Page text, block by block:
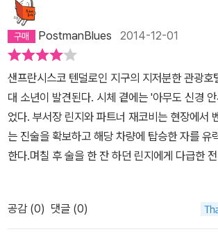
PostmanBlues 2014-12-01
샌프란시스코 텐덜로인 지구의 지저분한 관광호
대 소년이 발견된다. 시체 곁에는 '아무도 신경
었다. 부서장 린지와 파트너 재코비는 현장에서
는 진술을 확보하고 해당 차량에 탑승한 자를 유
한다.며칠 후 술을 한 잔 하던 린지에게 다급한
하고 용의차량은 도주하다가 충돌 사고를 일으킨
제압하기 위해 차량으로 다가갔는데 뜻밖에도 어
아이가 타고 있었다. 그들은 훌쩍이며 부모 차량
공감 (0) 댓글 (0)